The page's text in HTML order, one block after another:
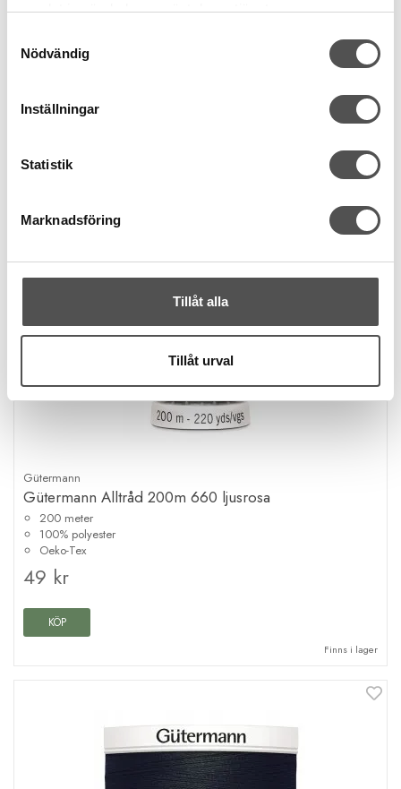
samlat in när du har använt deras tjänster.
Nödvändig
Inställningar
Statistik
Marknadsföring
Tillåt alla
Tillåt urval
Finns i lager
Gütermann
Gütermann Alltråd 200m 660 ljusrosa
200 meter
100% polyester
Oeko-Tex
49 kr
KÖP
Finns i lager